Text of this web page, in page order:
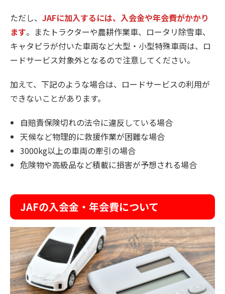
ただし、 JAFに加入するには、入会金や年会費がかかり
ます。またトラクターや農耕作業車、ロータリ除雪車、
キャタピラが付いた車両など大型・小型特殊車両は、ロ
ードサービス対象外となるので注意してください。
加えて、下記のような場合は、ロードサービスの利用が
できないことがあります。
自賠責保険切れの法令に違反している場合
天候など物理的に救援作業が困難な場合
3000kg以上の車両の牽引の場合
危険物や高級品など積載に損害が予想される場合
JAFの入会金・年会費について